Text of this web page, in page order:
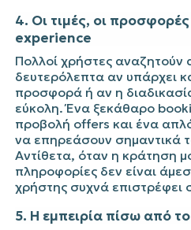
4. Οι τιμές, οι
experience
Πολλοί χρήστες
δευτερόλεπτα αν υπάρχει
προσφορά ή αν η
εύκολη. Ένα ξεκάθαρο
προβολή offers και ένα
να επηρεάσουν σημαντικά
Αντίθετα, όταν η κράτηση
πληροφορίες δεν είναι
χρήστης συχνά επιστρέφει
5. Η εμπειρία πίσω από